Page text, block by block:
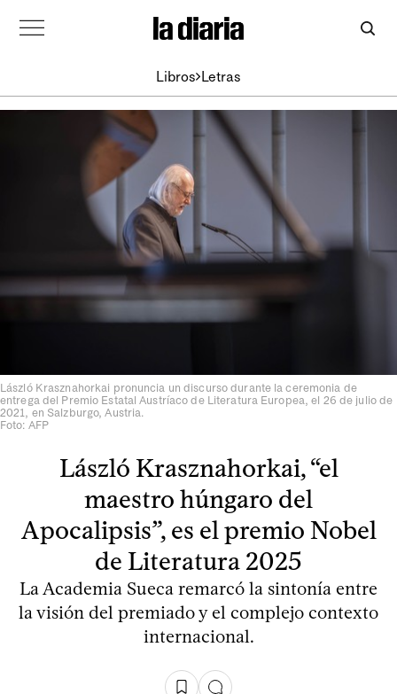
Libros Letras
László Krasznahorkai pronuncia un discurso durante la ceremonia de
entrega del Premio Estatal Austríaco de Literatura Europea, el 26 de julio de
2021, en Salzburgo, Austria.
Foto: AFP
László Krasznahorkai, “el
maestro húngaro del
Apocalipsis”, es el premio Nobel
de Literatura 2025
La Academia Sueca remarcó la sintonía entre
la visión del premiado y el complejo contexto
internacional.